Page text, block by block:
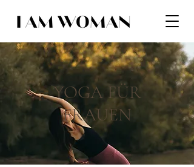
YOGA FÜR
FRAUEN